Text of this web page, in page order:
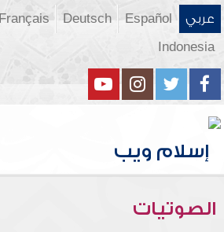
عربي Español
Deutsch
Français
Indonesia
الصوتيات